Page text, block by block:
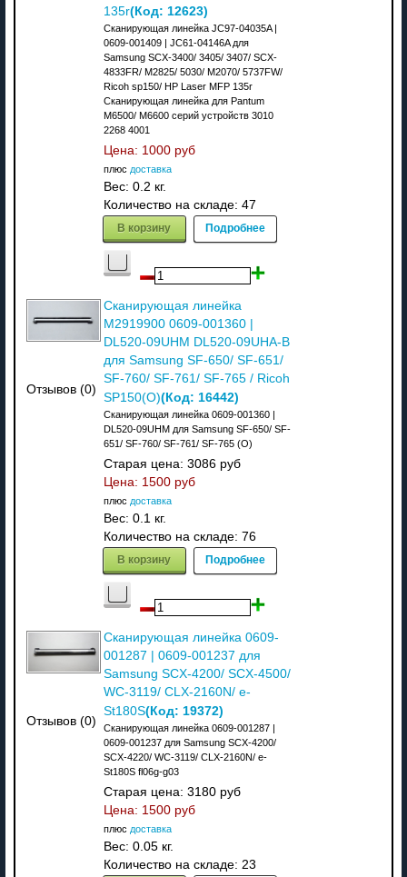
135r(Код: 12623)
Сканирующая линейка JC97-04035A |
0609-001409 | JC61-04146A для
Samsung SCX-3400/ 3405/ 3407/ SCX-
4833FR/ M2825/ 5030/ M2070/ 5737FW/
Ricoh sp150/ HP Laser MFP 135r
Сканирующая линейка для Pantum
M6500/ M6600 серий устройств 3010
2268 4001
Цена: 1000 руб
плюс доставка
Вес: 0.2 кг.
Количество на складе: 47
В корзину Подробнее
Отзывов (0)
Сканирующая линейка
M2919900 0609-001360 |
DL520-09UHM DL520-09UHA-B
для Samsung SF-650/ SF-651/
SF-760/ SF-761/ SF-765 / Ricoh
SP150(О)(Код: 16442)
Сканирующая линейка 0609-001360 |
DL520-09UHM для Samsung SF-650/ SF-
651/ SF-760/ SF-761/ SF-765 (О)
Старая цена: 3086 руб
Цена: 1500 руб
плюс доставка
Вес: 0.1 кг.
Количество на складе: 76
В корзину Подробнее
Отзывов (0)
Сканирующая линейка 0609-
001287 | 0609-001237 для
Samsung SCX-4200/ SCX-4500/
WC-3119/ CLX-2160N/ e-
St180S(Код: 19372)
Сканирующая линейка 0609-001287 |
0609-001237 для Samsung SCX-4200/
SCX-4220/ WC-3119/ CLX-2160N/ e-
St180S fl06g-g03
Старая цена: 3180 руб
Цена: 1500 руб
плюс доставка
Вес: 0.05 кг.
Количество на складе: 23